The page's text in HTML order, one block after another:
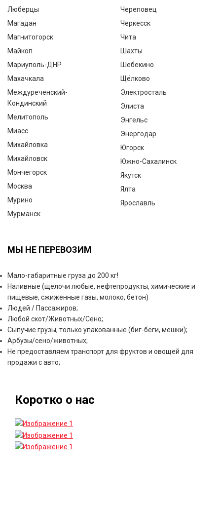
Люберцы
Магадан
Магнитогорск
Майкоп
Мариуполь-ДНР
Махачкала
Междуреченский-
Кондинский
Мелитополь
Миасс
Михайловка
Михайловск
Мончегорск
Москва
Мурино
Мурманск
Череповец
Черкесск
Чита
Шахты
Шебекино
Щёлково
Электросталь
Элиста
Энгельс
Энергодар
Югорск
Южно-Сахалинск
Якутск
Ялта
Ярославль
МЫ НЕ ПЕРЕВОЗИМ
Мало-габаритные груза до 200 кг!
Наливные (щелочи любые, нефтепродукты, химические и
пищевые, сжиженные газы, молоко, бетон)
Людей / Пассажиров;
Любой скот/Животных/Сено;
Сыпучие грузы, только упакованные (биг-беги, мешки);
Арбузы/сено/животных;
Не предоставляем транспорт для фруктов и овощей для
продажи с авто;
Коротко о нас